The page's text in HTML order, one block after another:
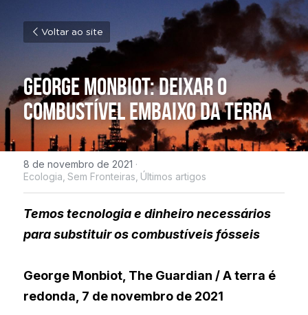
Voltar ao site
George Monbiot: Deixar o
combustível embaixo da terra
8 de novembro de 2021 ·
Ecologia, Sem Fronteiras, Últimos artigos
Temos tecnologia e dinheiro necessários
para substituir os combustíveis fósseis
George Monbiot, The Guardian / A terra é
redonda, 7 de novembro de 2021